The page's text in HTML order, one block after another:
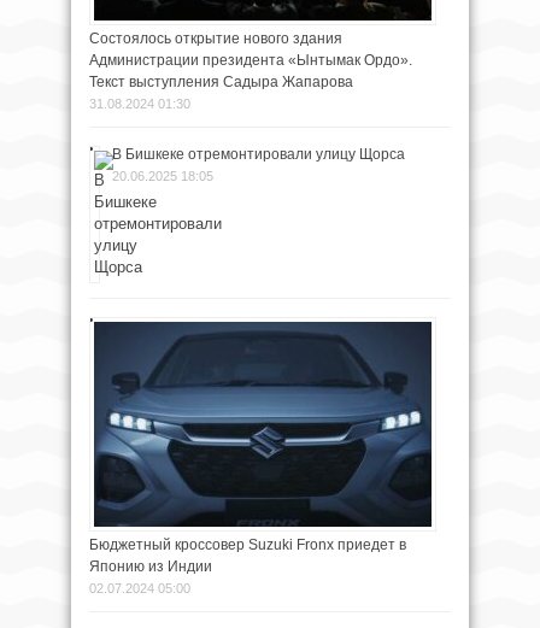
Состоялось открытие нового здания
Администрации президента «Ынтымак Ордо».
Текст выступления Садыра Жапарова
31.08.2024 01:30
В Бишкеке отремонтировали улицу Щорса
20.06.2025 18:05
Бюджетный кроссовер Suzuki Fronx приедет в
Японию из Индии
02.07.2024 05:00